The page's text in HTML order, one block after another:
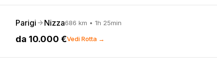
Parigi Nizza686 km • 1h 25min
da 10.000 €Vedi Rotta →